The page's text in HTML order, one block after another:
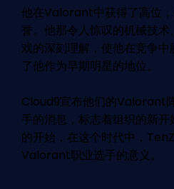
他在Valorant中获得了高位
誉。他那令人惊叹的机械技
戏的深刻理解，使他在竞争
了他作为早期明星的地位。
Cloud9宣布他们的Valorant
手的消息，标志着组织的新
的开始，在这个时代中，
Valorant职业选手的意义。